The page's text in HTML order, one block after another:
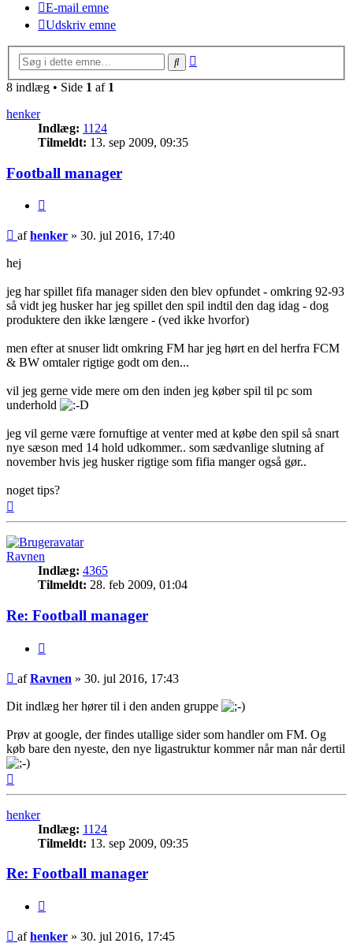
E-mail emne
Udskriv emne
Søg
8 indlæg • Side 1 af 1
henker
Indlæg: 1124
Tilmeldt: 13. sep 2009, 09:35
Football manager
Indlæg
afhenker » 30. jul 2016, 17:40
hej
jeg har spillet fifa manager siden den blev opfundet - omkring 92-93
så vidt jeg husker har jeg spillet den spil indtil den dag idag - dog
produktere den ikke længere - (ved ikke hvorfor)
men efter at snuser lidt omkring FM har jeg hørt en del herfra FCM
& BW omtaler rigtige godt om den...
vil jeg gerne vide mere om den inden jeg køber spil til pc som
underhold
jeg vil gerne være fornuftige at venter med at købe den spil så snart
nye sæson med 14 hold udkommer.. som sædvanlige slutning af
november hvis jeg husker rigtige som fifia manger også gør..
noget tips?
Ravnen
Indlæg: 4365
Tilmeldt: 28. feb 2009, 01:04
Re: Football manager
Indlæg
afRavnen » 30. jul 2016, 17:43
Dit indlæg her hører til i den anden gruppe
Prøv at google, der findes utallige sider som handler om FM. Og
køb bare den nyeste, den nye ligastruktur kommer når man når dertil
henker
Indlæg: 1124
Tilmeldt: 13. sep 2009, 09:35
Re: Football manager
Indlæg
afhenker » 30. jul 2016, 17:45